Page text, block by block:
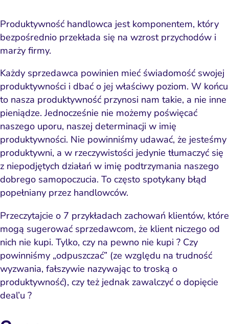
Produktywność handlowca jest komponentem, który
bezpośrednio przekłada się na wzrost przychodów i
marży firmy.
Każdy sprzedawca powinien mieć świadomość swojej
produktywności i dbać o jej właściwy poziom. W końcu
to nasza produktywność przynosi nam takie, a nie inne
pieniądze. Jednocześnie nie możemy poświęcać
naszego uporu, naszej determinacji w imię
produktywności. Nie powinniśmy udawać, że jesteśmy
produktywni, a w rzeczywistości jedynie tłumaczyć się
z niepodjętych działań w imię podtrzymania naszego
dobrego samopoczucia. To często spotykany błąd
popełniany przez handlowców.
Przeczytajcie o 7 przykładach zachowań klientów, które
mogą sugerować sprzedawcom, że klient niczego od
nich nie kupi. Tylko, czy na pewno nie kupi ? Czy
powinniśmy „odpuszczać” (ze względu na trudność
wyzwania, fałszywie nazywając to troską o
produktywność), czy też jednak zawalczyć o dopięcie
deal’u ?